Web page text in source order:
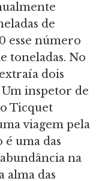
de
esse número
toneladas. No
dois
inspetor de
Ticquet
viagem pela
uma das
na
alma das